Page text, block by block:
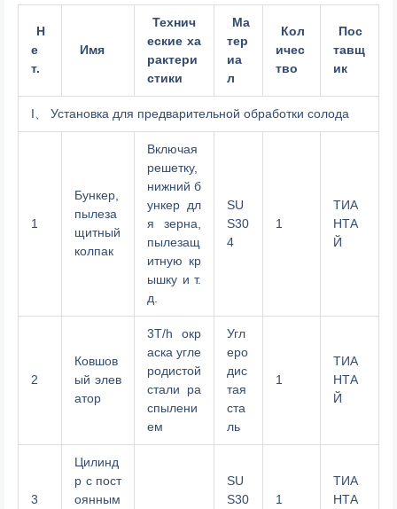
Н
е
т.
Имя
Технич
еские ха
рактери
стики
Ма
тер
иа
л
Кол
ичес
тво
Пос
тавщ
ик
I、 Установка для предварительной обработки солода
1
Бункер,
пылеза
щитный
колпак
Включая
решетку,
нижний б
ункер дл
я зерна,
пылезащ
итную кр
ышку и т.
д.
SU
S30
4
1
ТИА
НТА
Й
2
Ковшов
ый элев
атор
3T/h окр
аска угле
родистой
стали ра
спылени
ем
Угл
еро
дис
тая
ста
ль
1
ТИА
НТА
Й
3
Цилинд
р с пост
оянным
SU
S30
1
ТИА
НТА